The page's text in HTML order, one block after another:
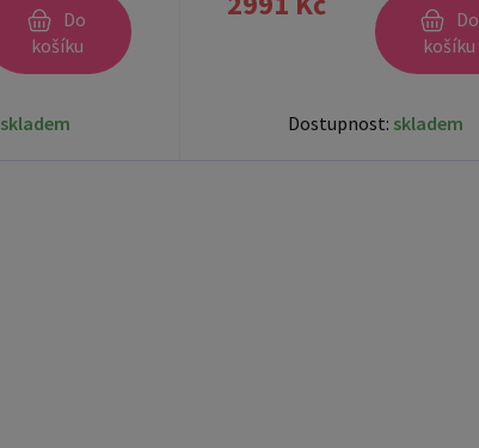
Do
košíku
skladem
Do
košíku
Dostupnost: skladem